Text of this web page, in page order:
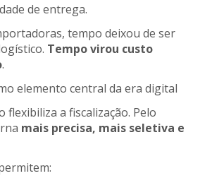
de entrega.
tempo deixou de ser
Tempo virou custo
.
elemento central da era digital
flexibiliza a fiscalização. Pelo
mais precisa, mais seletiva e